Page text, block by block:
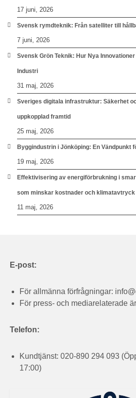
17 juni, 2026
Svensk rymdteknik: Från satelliter till
7 juni, 2026
Svensk Grön Teknik: Hur Nya
Industri
31 maj, 2026
Sveriges digitala infrastruktur: Säkerhet
uppkopplad framtid
25 maj, 2026
Byggindustrin i Jönköping: En Vändpunkt
19 maj, 2026
Effektivisering av energiförbrukning i
som minskar kostnader och klimatavtryck
11 maj, 2026
E-post:
För allmänna förfrågningar:
För press- och mediarelaterade
Telefon:
Kundtjänst: 020-890 294 093
17:00)